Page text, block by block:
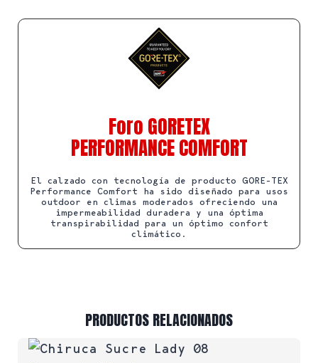
Foro GORETEX
PERFORMANCE COMFORT
El calzado con tecnología de producto GORE-TEX
Performance Comfort ha sido diseñado para usos
outdoor en climas moderados ofreciendo una
impermeabilidad duradera y una óptima
transpirabilidad para un óptimo confort
climático.
PRODUCTOS RELACIONADOS